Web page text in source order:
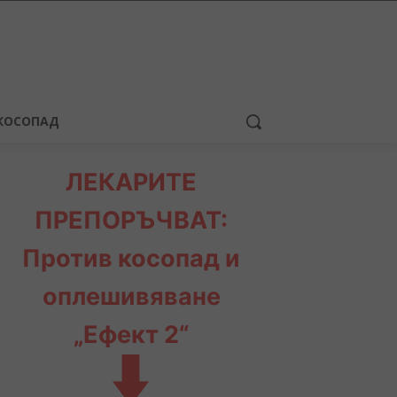
ЛЕКАРИТЕ
ПРЕПОРЪЧВАТ:
Против косопад и
оплешивяване
„Ефект 2“